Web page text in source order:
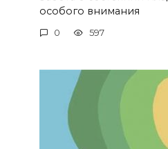
особого внимания
0 597